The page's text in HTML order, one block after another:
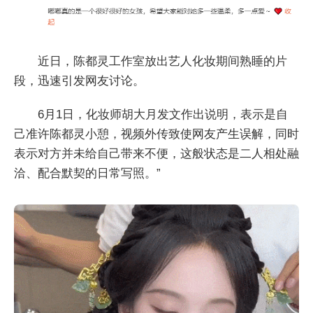
近日，陈都灵工作室放出艺人化妆期间熟睡的片
段，迅速引发网友讨论。
6月1日，化妆师胡大月发文作出说明，表示是自
己准许陈都灵小憩，视频外传致使网友产生误解，同时
表示对方并未给自己带来不便，这般状态是二人相处融
洽、配合默契的日常写照。”